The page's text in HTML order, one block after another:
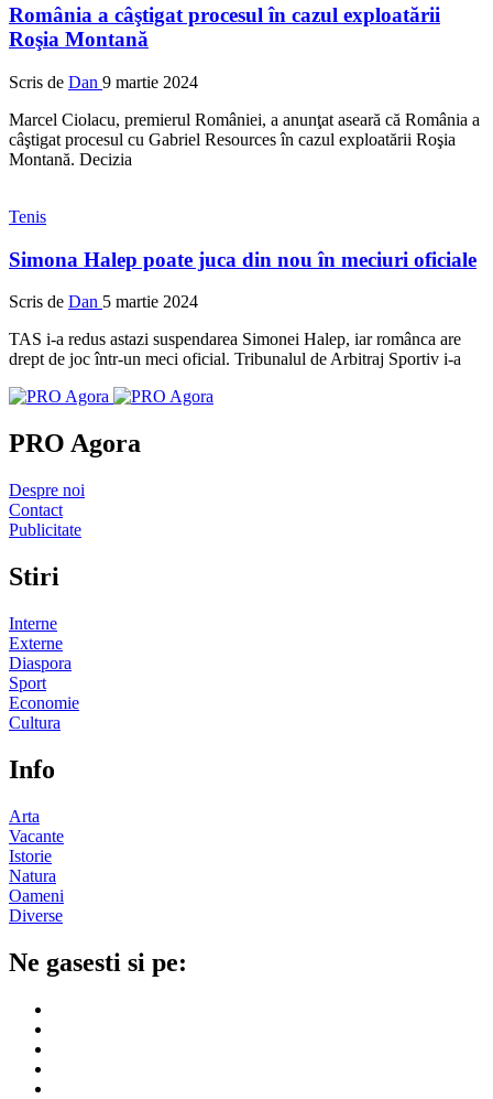
România a câştigat procesul în cazul exploatării
Roşia Montană
Scris de Dan 9 martie 2024
Marcel Ciolacu, premierul României, a anunţat aseară că România a
câştigat procesul cu Gabriel Resources în cazul exploatării Roşia
Montană. Decizia
Tenis
Simona Halep poate juca din nou în meciuri oficiale
Scris de Dan 5 martie 2024
TAS i-a redus astazi suspendarea Simonei Halep, iar românca are
drept de joc într-un meci oficial. Tribunalul de Arbitraj Sportiv i-a
PRO Agora
Despre noi
Contact
Publicitate
Stiri
Interne
Externe
Diaspora
Sport
Economie
Cultura
Info
Arta
Vacante
Istorie
Natura
Oameni
Diverse
Ne gasesti si pe: